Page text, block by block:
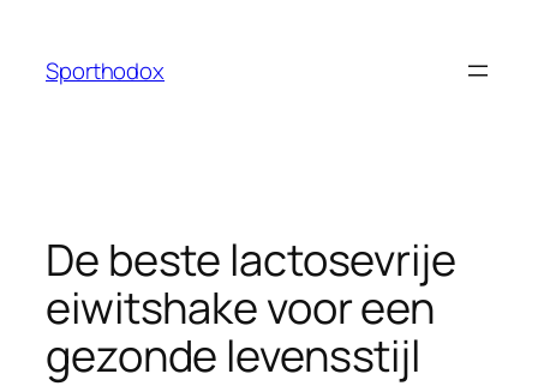
Sporthodox
De beste lactosevrije
eiwitshake voor een
gezonde levensstijl